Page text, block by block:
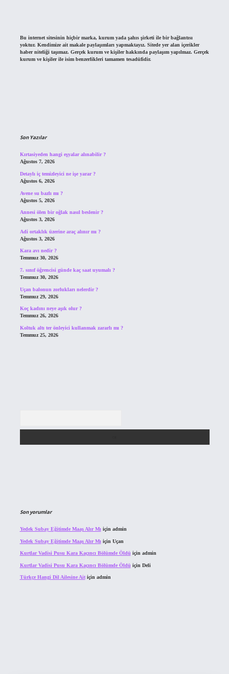
Bu internet sitesinin hiçbir marka, kurum yada şahıs şirketi ile bir bağlantısı
yoktur. Kendimize ait makale paylaşımları yapmaktayız. Sitede yer alan içerikler
haber niteliği taşımaz. Gerçek kurum ve kişiler hakkında paylaşım yapılmaz. Gerçek
kurum ve kişiler ile isim benzerlikleri tamamen tesadüfidir.
Son Yazılar
Kırtasiyeden hangi eşyalar alınabilir ?
Ağustos 7, 2026
Detaylı iç temizleyici ne işe yarar ?
Ağustos 6, 2026
Avene su bazlı mı ?
Ağustos 5, 2026
Annesi ölen bir oğlak nasıl beslenir ?
Ağustos 3, 2026
Adi ortaklık üzerine araç alınır mı ?
Ağustos 3, 2026
Kara avı nedir ?
Temmuz 30, 2026
7. sınıf öğrencisi günde kaç saat uyumalı ?
Temmuz 30, 2026
Uçan balonun zorlukları nelerdir ?
Temmuz 29, 2026
Koç kadını neye aşık olur ?
Temmuz 26, 2026
Koltuk altı ter önleyici kullanmak zararlı mı ?
Temmuz 25, 2026
Son yorumlar
Yedek Subay Eğitimde Maaş Alır Mı için admin
Yedek Subay Eğitimde Maaş Alır Mı için Uçan
Kurtlar Vadisi Pusu Kara Kaçıncı Bölümde Öldü için admin
Kurtlar Vadisi Pusu Kara Kaçıncı Bölümde Öldü için Deli
Türkçe Hangi Dil Ailesine Aitiçin admin